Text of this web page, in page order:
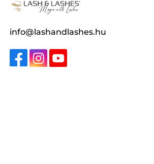
info@lashandlashes.hu